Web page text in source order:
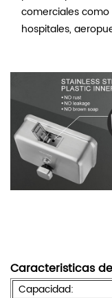
comerciales como
hospitales,
Caracteristicas
Capacidad: